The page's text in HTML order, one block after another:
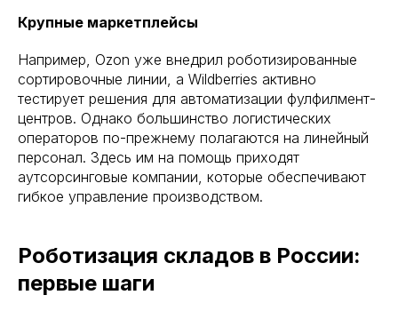
Крупные маркетплейсы
Например, Ozon уже внедрил роботизированные
сортировочные линии, а Wildberries активно
тестирует решения для автоматизации фулфилмент-
центров. Однако большинство логистических
операторов по-прежнему полагаются на линейный
персонал. Здесь им на помощь приходят
аутсорсинговые компании, которые обеспечивают
гибкое управление производством.
Роботизация складов в России:
первые шаги